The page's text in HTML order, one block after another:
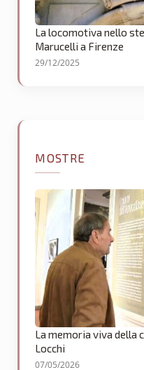
La locomotiva nello
Marucelli a Firenze
29/12/2025
MOSTRE
La memoria viva della
Locchi
07/05/2026